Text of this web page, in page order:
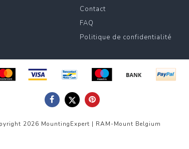
Contact
FAQ
Politique de confidentialité
2026 MountingExpert | RAM-Mount Belgium